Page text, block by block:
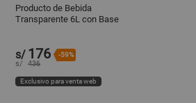
Producto de Bebida
Transparente 6L con Base
s/ 176 -59%
s/ 436
Exclusivo para venta web